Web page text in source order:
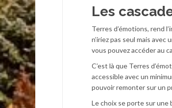
Les
Terres d’émotions, rend
n’iriez pas seul mais
vous pouvez accéder au
C’est là que Terres
accessible avec un
pouvoir remonter sur un
Le choix se porte sur une